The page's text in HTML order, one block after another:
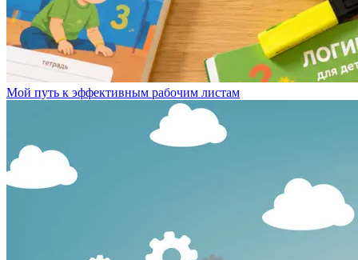
Мой путь к эффективным рабочим листам